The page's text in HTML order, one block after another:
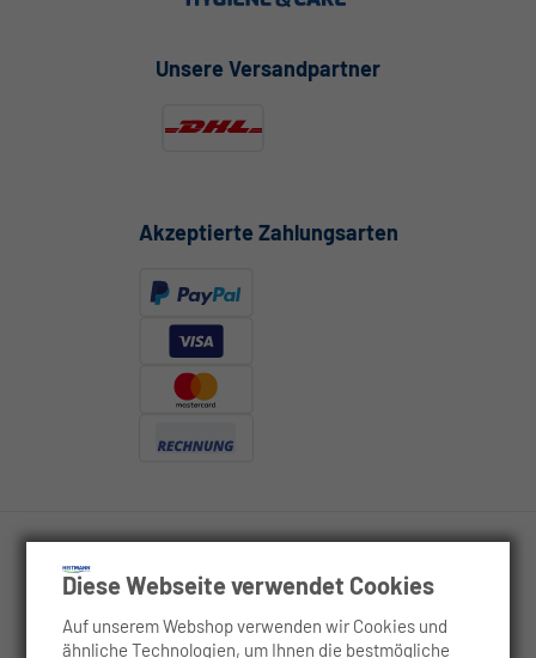
Diese Webseite verwendet Cookies
Auf unserem Webshop verwenden wir Cookies und
ähnliche Technologien, um Ihnen die bestmögliche
Unsere Versandpartner
Akzeptierte Zahlungsarten
Rechtliches